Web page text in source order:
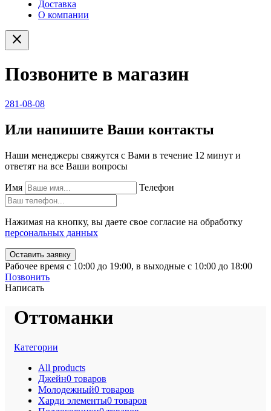
Доставка
О компании
close
Позвоните в магазин
281-08-08
Или напишите Ваши контакты
Наши менеджеры свяжутся с Вами в течение 12 минут и
ответят на все Ваши вопросы
Имя Телефон
Нажимая на кнопку, вы даете свое согласие на обработку
персональных данных
Рабочее время с 10:00 до 19:00, в выходные с 10:00 до 18:00
Позвонить
Написать
Оттоманки
Категории
All products
Джейн0 товаров
Молодежный0 товаров
Харди элементы0 товаров